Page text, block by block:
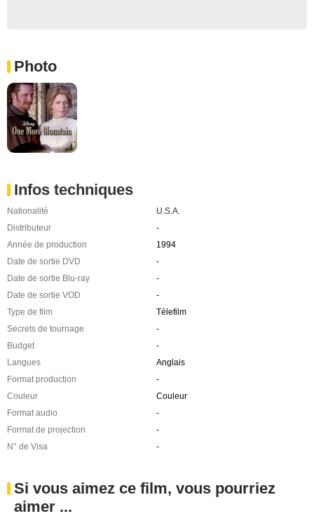
Photo
Infos techniques
Nationalité
U.S.A.
Distributeur
-
Année de production
1994
Date de sortie DVD
-
Date de sortie Blu-ray
-
Date de sortie VOD
-
Type de film
Télefilm
Secrets de tournage
-
Budget
-
Langues
Anglais
Format production
-
Couleur
Couleur
Format audio
-
Format de projection
-
N° de Visa
-
Si vous aimez ce film, vous pourriez
aimer ...